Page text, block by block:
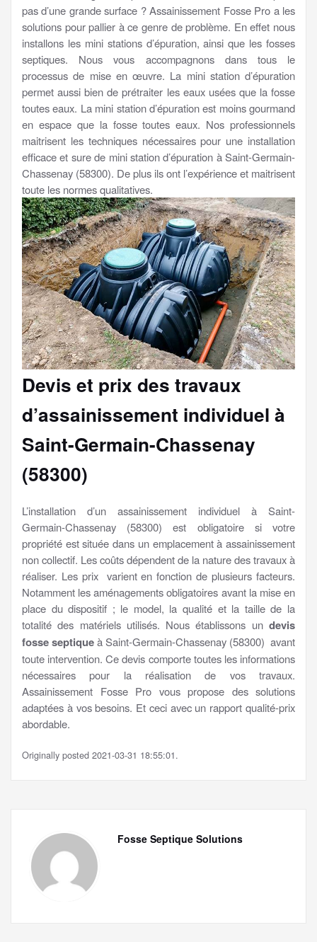
pas d’une grande surface ? Assainissement Fosse Pro a les
solutions pour pallier à ce genre de problème. En effet nous
installons les mini stations d’épuration, ainsi que les fosses
septiques. Nous vous accompagnons dans tous le
processus de mise en œuvre. La mini station d’épuration
permet aussi bien de prétraiter les eaux usées que la fosse
toutes eaux. La mini station d’épuration est moins gourmand
en espace que la fosse toutes eaux. Nos professionnels
maitrisent les techniques nécessaires pour une installation
efficace et sure de mini station d’épuration à Saint-Germain-
Chassenay (58300). De plus ils ont l’expérience et maitrisent
toute les normes qualitatives.
Devis et prix des travaux
d’assainissement individuel à
Saint-Germain-Chassenay
(58300)
L’installation d’un assainissement individuel à Saint-
Germain-Chassenay (58300) est obligatoire si votre
propriété est située dans un emplacement à assainissement
non collectif. Les coûts dépendent de la nature des travaux à
réaliser. Les prix varient en fonction de plusieurs facteurs.
Notamment les aménagements obligatoires avant la mise en
place du dispositif ; le model, la qualité et la taille de la
totalité des matériels utilisés. Nous établissons un devis
fosse septiqueà Saint-Germain-Chassenay (58300) avant
toute intervention. Ce devis comporte toutes les informations
nécessaires pour la réalisation de vos travaux.
Assainissement Fosse Pro vous propose des solutions
adaptées à vos besoins. Et ceci avec un rapport qualité-prix
abordable.
Originally posted 2021-03-31 18:55:01.
Fosse Septique Solutions